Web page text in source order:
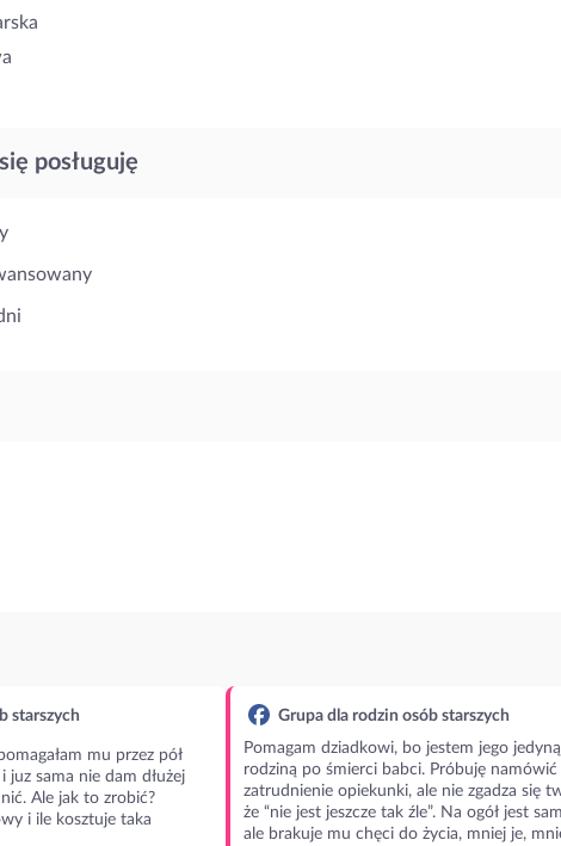
posługuję
starszych
mu przez pół
juz sama nie dam dłużej
Ale jak to zrobić?
i ile kosztuje taka
Grupa dla rodzin osób starszych
Pomagam dziadkowi, bo jestem jego
rodziną po śmierci babci. Próbuję namówić
zatrudnienie opiekunki, ale nie zgadza się
że “nie jest jeszcze tak źle”. Na ogół jest
ale brakuje mu chęci do życia, mniej je,